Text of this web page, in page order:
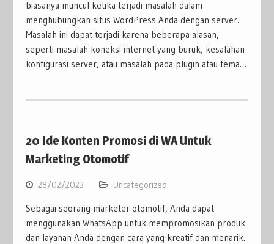
biasanya muncul ketika terjadi masalah dalam
menghubungkan situs WordPress Anda dengan server.
Masalah ini dapat terjadi karena beberapa alasan,
seperti masalah koneksi internet yang buruk, kesalahan
konfigurasi server, atau masalah pada plugin atau tema…
20 Ide Konten Promosi di WA Untuk
Marketing Otomotif
28/02/2023 Uncategorized
Sebagai seorang marketer otomotif, Anda dapat
menggunakan WhatsApp untuk mempromosikan produk
dan layanan Anda dengan cara yang kreatif dan menarik.